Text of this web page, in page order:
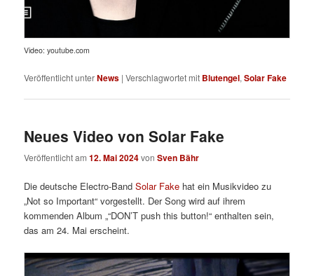
Video: youtube.com
Veröffentlicht unterNews |Verschlagwortet mit Blutengel,Solar Fake
Neues Video von Solar Fake
Veröffentlicht am12. Mai 2024vonSven Bähr
Die deutsche Electro-BandSolar Fake hat ein Musikvideo zu
„Not so Important“ vorgestellt. Der Song wird auf ihrem
kommenden Album„“DON’T push this button!“ enthalten sein,
das am 24. Mai erscheint.